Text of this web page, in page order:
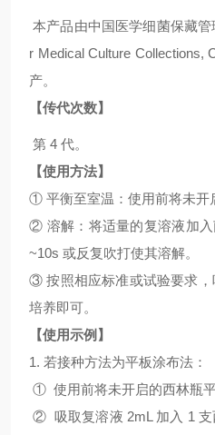
本产品由中国医学细菌保藏
r Medical Culture Collections,
产。
【传代次数】
第 4 代。
【使用方法】
① 平衡至室温：使用前将未开
② 溶解：将适量的复溶液加
~10s 或反复吹打使其溶解。
③ 按照相应标准或试验要求，
培养即可。
【使用示例】
1. 若接种方法为平板涂布法：
① 使用前将未开启的西林瓶平
② 吸取复溶液 2mL 加入 1 支